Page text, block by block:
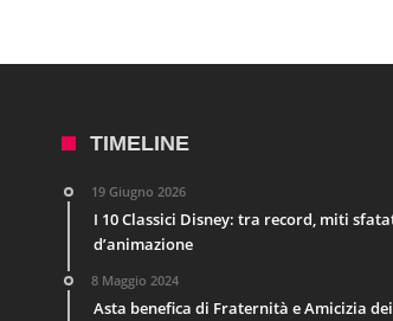
TIMELINE
19 Giugno 2026
I 10 Classici Disney: tra record, miti
d’animazione
8 Maggio 2024
Asta benefica di Fraternità e Amicizia